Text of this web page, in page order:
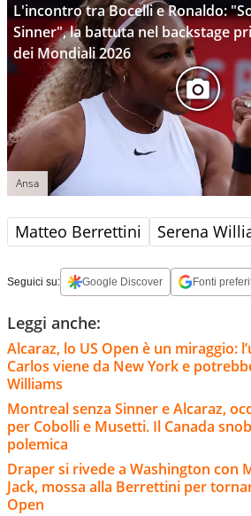
L'incontro tra Bocelli e Ronaldo:
Sinner", la battuta nel backstage
dei Mondiali 2026
Ansa
Matteo Berrettini Serena
Seguici su: Google Discover Fonti
Leggi anche:
Alcaraz, lo US Open è un miraggio:
Carlos viene da New York e
Williams
Montreal senza Sinner e Alcaraz,
per Cobolli e Musetti. Il Canada
polemica
Draper si rivede a Washington con
Jack, mossa alla Berrettini per
Open